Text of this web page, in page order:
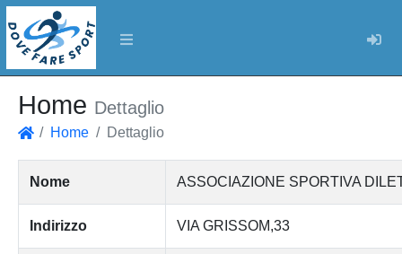
Home Dettaglio
Home Dettaglio
Nome ASSOCIAZIONE SPORTIVA
Indirizzo VIA GRISSOM,33